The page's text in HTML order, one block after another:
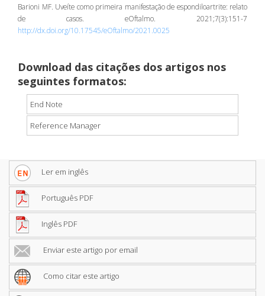
Barioni MF. Uveíte como primeira manifestação de espondiloartrite: relato
de casos. eOftalmo. 2021;7(3):151-7
http://dx.doi.org/10.17545/eOftalmo/2021.0025
Download das citações dos artigos nos
seguintes formatos:
End Note
Reference Manager
Ler em inglês
Português PDF
Inglês PDF
Enviar este artigo por email
Como citar este artigo